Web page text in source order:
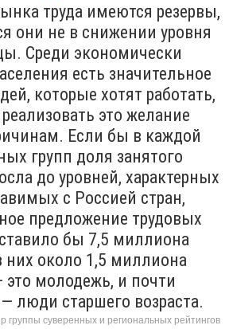
труда имеются резервы,
они не в снижении уровня
Среди экономически
есть значительное
которые хотят работать,
это желание
Если бы в каждой
групп доля занятого
до уровней, характерных
с Россией стран,
предложение трудовых
бы 7,5 миллиона
них около 1,5 миллиона
это молодежь, и почти
люди старшего возраста.
группы суверенных и региональных рейтингов